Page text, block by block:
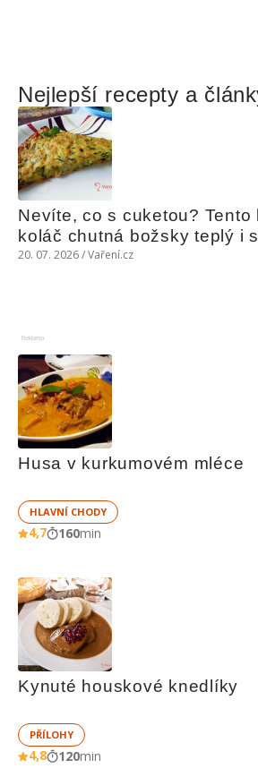
Nejlepší recepty a
Nevíte, co s cuketou? Tento
koláč chutná božsky teplý i
20. 07. 2026 / Vaření.cz
Reklama
Husa v kurkumovém mléce
HLAVNÍ CHODY
4,7 160min
Kynuté houskové knedlíky
PŘÍLOHY
4,8 120min